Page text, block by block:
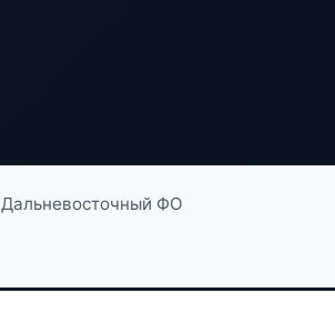
Дальневосточный ФО